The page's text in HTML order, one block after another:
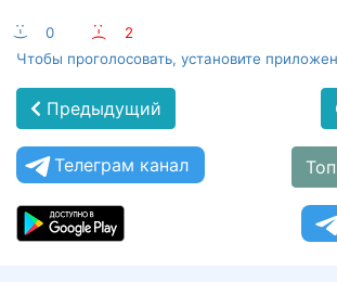
:-) 0 :-(
2
Чтобы проголосовать, установите
Предыдущий
Телеграм канал